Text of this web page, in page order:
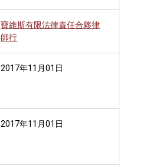
寶維斯有限法律責任合夥律
師行
2017年11月01日
2017年11月01日